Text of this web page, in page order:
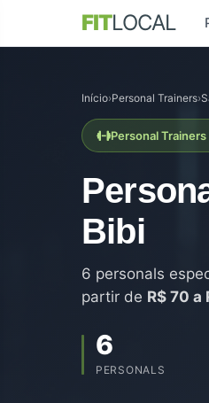
FITLOCAL
Início›Personal Trainers›
Personal
Bibi
6 personals
partir de R$ 70 a
6
PERSONALS